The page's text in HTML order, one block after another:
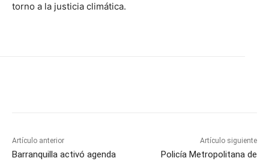
torno a la justicia climática.
Artículo anterior
Barranquilla activó agenda
Artículo siguiente
Policía Metropolitana de